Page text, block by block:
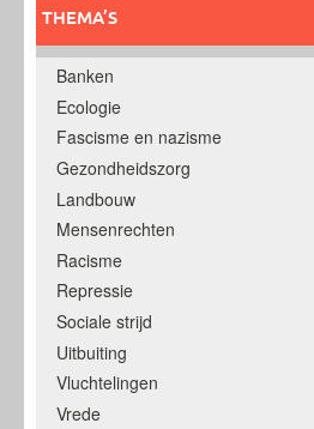
THEMA’S
Banken
Ecologie
Fascisme en nazisme
Gezondheidszorg
Landbouw
Mensenrechten
Racisme
Repressie
Sociale strijd
Uitbuiting
Vluchtelingen
Vrede